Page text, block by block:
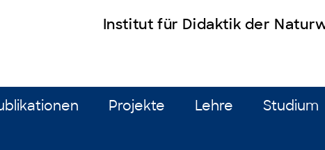
Institut für Didaktik der
Projekte Lehre Studium